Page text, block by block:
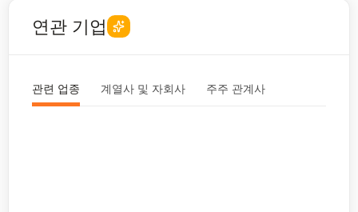
연관 기업
관련 업종 계열사 및 자회사 주주 관계사